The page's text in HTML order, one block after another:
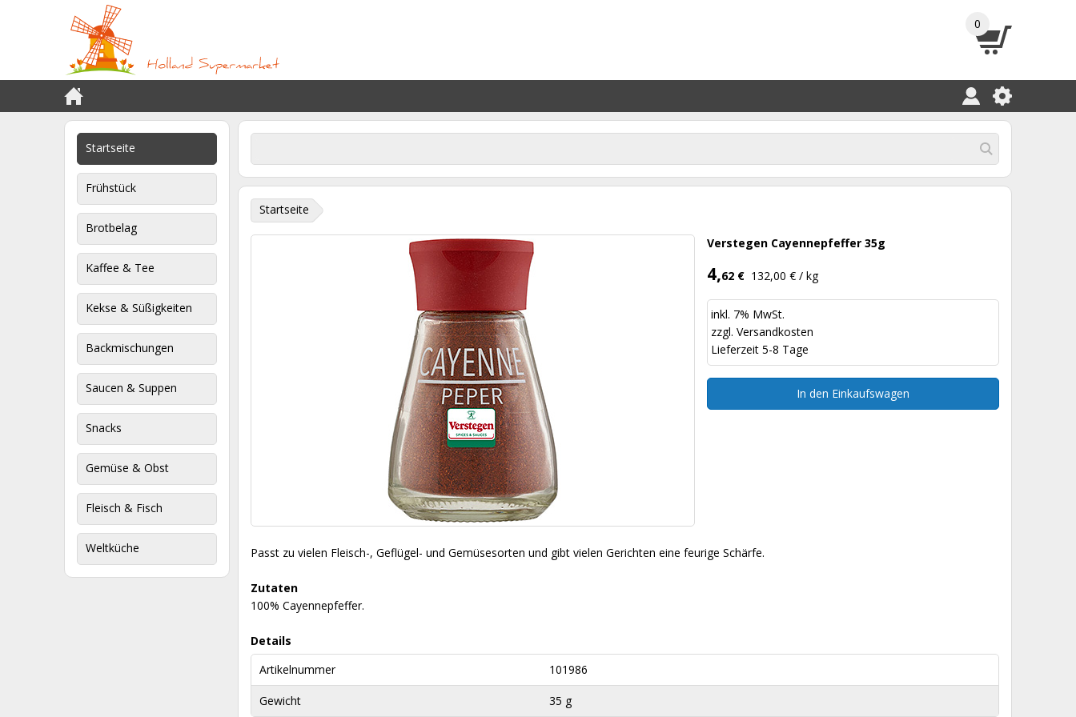
0
Startseite
Frühstück
Brotbelag
Kaffee & Tee
Kekse & Süßigkeiten
Backmischungen
Saucen & Suppen
Snacks
Gemüse & Obst
Fleisch & Fisch
Weltküche
Startseite
Verstegen Cayennepfeffer 35g
4,62 € 132,00 € / kg
inkl. 7% MwSt.
zzgl. Versandkosten
Lieferzeit 5-8 Tage
In den Einkaufswagen
Passt zu vielen Fleisch-, Geflügel- und Gemüsesorten und gibt vielen Gerichten eine feurige Schärfe.
Zutaten
100% Cayennepfeffer.
Details
Artikelnummer
101986
Gewicht 35 g